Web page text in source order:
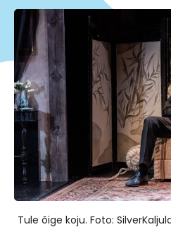
Tule õige koju. Foto: